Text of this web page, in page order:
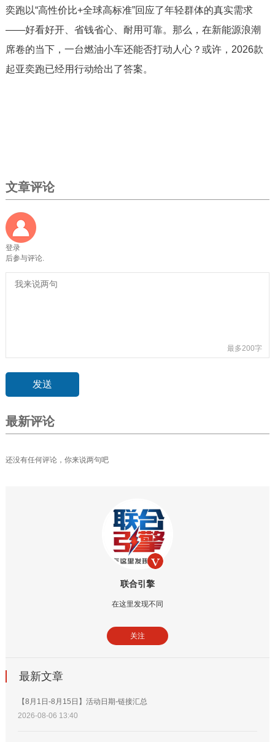
奕跑以“高性价比+全球高标准”回应了年轻群体的真实需求
——好看好开、省钱省心、耐用可靠。那么，在新能源浪潮
席卷的当下，一台燃油小车还能否打动人心？或许，2026款
起亚奕跑已经用行动给出了答案。
文章评论
登录
后参与评论.
最多200字
最新评论
还没有任何评论，你来说两句吧
联合引擎
在这里发现不同
关注
最新文章
【8月1日-8月15日】活动日期-链接汇总
2026-08-06 13:40